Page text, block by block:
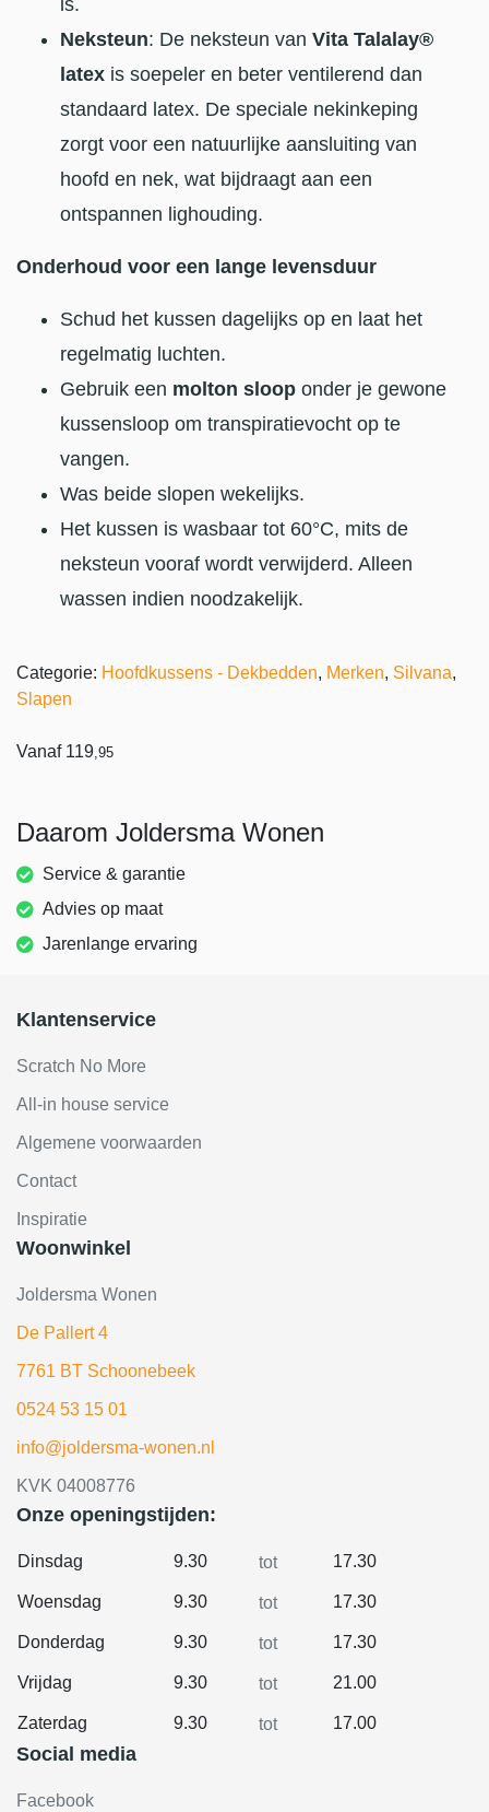
is.
Neksteun: De neksteun van Vita Talalay®
latex is soepeler en beter ventilerend dan
standaard latex. De speciale nekinkeping
zorgt voor een natuurlijke aansluiting van
hoofd en nek, wat bijdraagt aan een
ontspannen lighouding.
Onderhoud voor een lange levensduur
Schud het kussen dagelijks op en laat het
regelmatig luchten.
Gebruik een molton sloop onder je gewone
kussensloop om transpiratievocht op te
vangen.
Was beide slopen wekelijks.
Het kussen is wasbaar tot 60°C, mits de
neksteun vooraf wordt verwijderd. Alleen
wassen indien noodzakelijk.
Categorie: Hoofdkussens - Dekbedden, Merken, Silvana,
Slapen
Vanaf 119,95
Daarom Joldersma Wonen
Service & garantie
Advies op maat
Jarenlange ervaring
Klantenservice
Scratch No More
All-in house service
Algemene voorwaarden
Contact
Inspiratie
Woonwinkel
Joldersma Wonen
De Pallert 4
7761 BT Schoonebeek
0524 53 15 01
info@joldersma-wonen.nl
KVK 04008776
Onze openingstijden:
Dinsdag 9.30 tot 17.30
Woensdag 9.30 tot 17.30
Donderdag 9.30 tot 17.30
Vrijdag 9.30 tot 21.00
Zaterdag 9.30 tot 17.00
Social media
Facebook